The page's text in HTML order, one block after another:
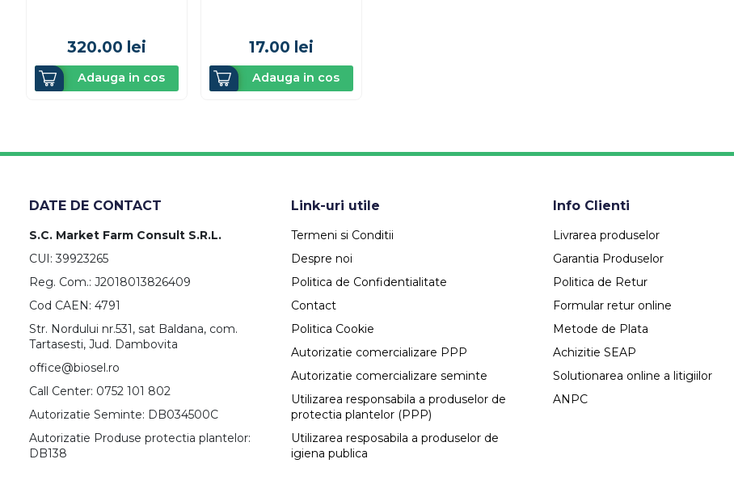
320.00 lei
Adauga in cos
17.00 lei
Adauga in cos
DATE DE CONTACT
S.C. Market Farm Consult S.R.L.
CUI: 39923265
Reg. Com.: J2018013826409
Cod CAEN: 4791
Str. Nordului nr.531, sat Baldana, com.
Tartasesti, Jud. Dambovita
office@biosel.ro
Call Center: 0752 101 802
Autorizatie Seminte: DB034500C
Autorizatie Produse protectia plantelor:
DB138
Link-uri utile
Termeni si Conditii
Despre noi
Politica de Confidentialitate
Contact
Politica Cookie
Autorizatie comercializare PPP
Autorizatie comercializare seminte
Utilizarea responsabila a produselor de
protectia plantelor (PPP)
Utilizarea resposabila a produselor de
igiena publica
Info Clienti
Livrarea produselor
Garantia Produselor
Politica de Retur
Formular retur online
Metode de Plata
Achizitie SEAP
Solutionarea online a litigiilor
ANPC